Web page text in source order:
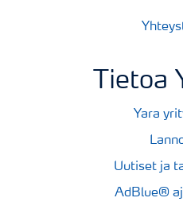
Tietoa
Yara
Uutiset ja
AdBlue®